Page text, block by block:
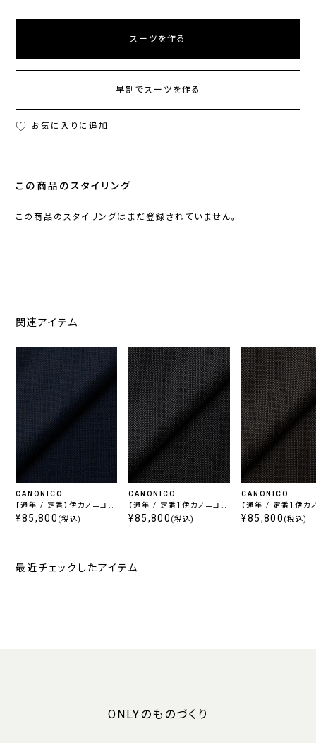
スーツを作る
早割でスーツを作る
お気に入りに追加
この商品のスタイリング
この商品のスタイリングはまだ登録されていません。
関連アイテム
CANONICO
【通年 / 定番】伊カノニコ
スーパー110's / ブルー
¥85,800 (税込)
CANONICO
【通年 / 定番】伊カノニコ
スーパー110's / チャコー
¥85,800 (税込)
CANONICO
【通年 / 定番】伊カ
スーパー110's / ブ
¥85,800 (税込)
最近チェックしたアイテム
ONLYのものづくり